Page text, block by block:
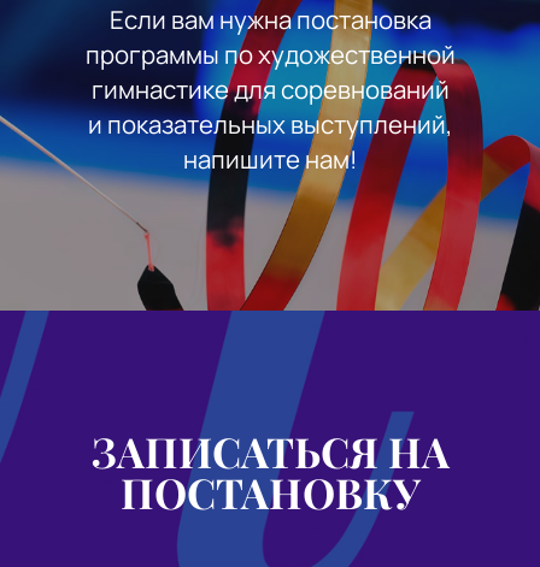
Если вам нужна постановка
программы по художественной
гимнастике для соревнований
и показательных выступлений,
напишите нам!
ЗАПИСАТЬСЯНА
ПОСТАНОВКУ